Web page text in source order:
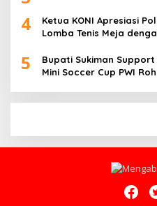
4
Ketua KONI Apresiasi
Lomba Tenis Meja
5
Bupati Sukiman
Mini Soccer Cup PWI